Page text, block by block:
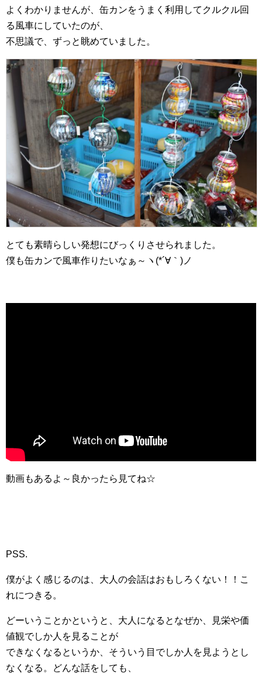
よくわかりませんが、缶カンをうまく利用してクルクル回
る風車にしていたのが、
不思議で、ずっと眺めていました。
とても素晴らしい発想にびっくりさせられました。
僕も缶カンで風車作りたいなぁ～ヽ(*´∀｀)ノ
動画もあるよ～良かったら見てね☆
PSS.
僕がよく感じるのは、大人の会話はおもしろくない！！こ
れにつきる。
どーいうことかというと、大人になるとなぜか、見栄や価
値観でしか人を見ることが
できなくなるというか、そういう目でしか人を見ようとし
なくなる。どんな話をしても、